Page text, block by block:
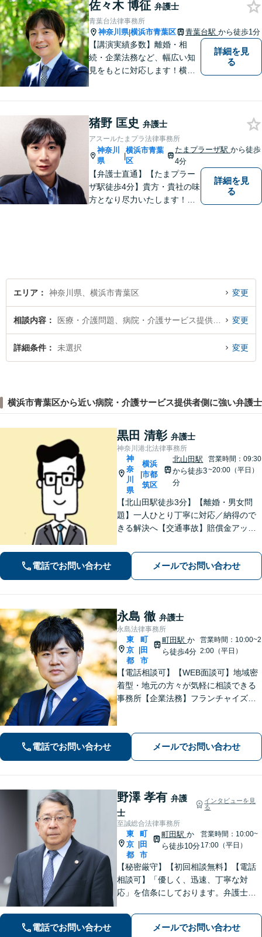
佐々木 博征 弁護士
青葉台法律事務所
神奈川県|横浜市青葉区 青葉台駅 から徒歩1分
【講演実績多数】離婚・相
続・企業法務など、幅広い知
見をもとに対応します！横
り】負債総額数億円の倒産申
立ての実績あり【完全個室】
【青葉台駅1分】【複数弁護士
在籍】
詳細を見
る
猪野 匡史 弁護士
アスールたまプラ法律事務所
神奈川
県
|
横浜市青葉
区
たまプラーザ駅から徒歩
4分
【弁護士直通】【たまプラー
ザ駅徒歩4分】貴方・貴社の味
方となり尽力いたします！当
詳細を見
る
エリア 神奈川県、横浜市青葉区 変更
相談内容 変更
詳細条件 未選択 変更
横浜市青葉区から近い病院・介護サービス提供者側に強い弁護士
黒田 清彰 弁護士
神奈川港北法律事務所
神
奈
川
県
|
横浜
市都
筑区
北山田駅
から徒歩3
分
営業時間：09:30
~20:00（平日）
【北山田駅徒歩3分】【離婚・男女問
題】一人ひとり丁寧に対応／納得ので
きる解決へ【交通事故】賠償金アップ
手続きはお任せ【借金・債務整理】手
続きはもちろん、再発防止策や今後の
生活のフォローも行います。
電話でお問い合わせ メールでお問い合わせ
永島 徹 弁護士
永島法律事務所
東
京
都
町
田
市
町田駅 か
ら徒歩4分
営業時間：10:00~2
2:00（平日）
【電話相談可】【WEB面談可】地域密
着型・地元の方々が気軽に相談できる
事務所【企業法務】フランチャイズ・
室】【町田駅4分】
電話でお問い合わせ メールでお問い合わせ
野澤 孝有 弁護
士
インタビューを見
る
至誠総合法律事務所
東
京
都
町
田
市
町田駅 か
ら徒歩10分
営業時間：10:00~
17:00（平日）
【秘密厳守】【初回相談無料】【電話
相談可】「優しく、迅速、丁寧な対
応」を信条にしております。弁護士に
少しの勇気を出して、お気軽にご相談
ください。【休日・夜間面談可】
電話でお問い合わせ メールでお問い合わせ